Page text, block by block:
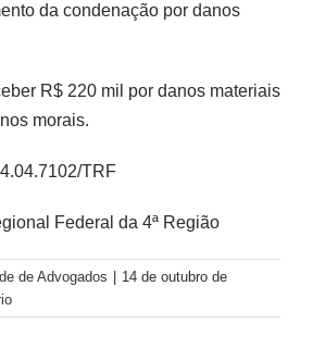
da condenação por danos
R$ 220 mil por danos materiais
morais.
TRF
Federal da 4ª Região
de Advogados
14 de outubro de